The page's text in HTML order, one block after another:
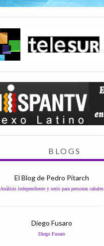
BLOGS
El Blog de Pedro Pitarch
Análisis independiente y serio para personas cabales
Diego Fusaro
Diego Fusaro